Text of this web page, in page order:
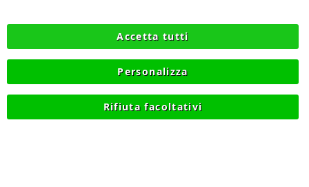
PRIVACY
RECESSO
COOKIE
© 2012-2026 NIKMART.IT - P.IVA IT03420740130 - TEL
Accetta tutti
Personalizza
Rifiuta facoltativi